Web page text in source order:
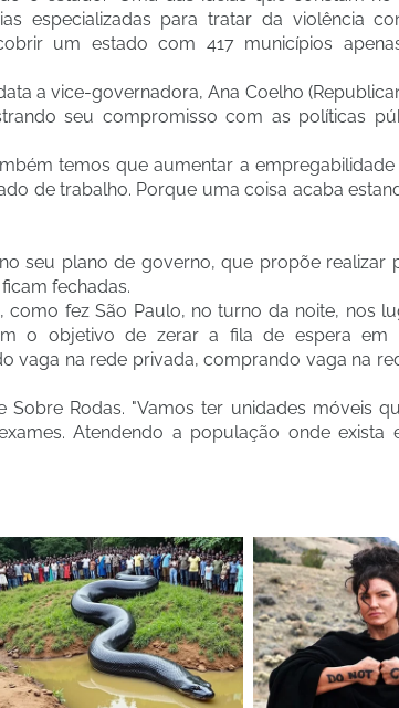
especializadas para tratar da violência
um estado com 417 municípios
a vice-governadora, Ana Coelho
seu compromisso com as políticas
temos que aumentar a empregabilidade
de trabalho. Porque uma coisa acaba
seu plano de governo, que propõe realizar
fechadas.
fez São Paulo, no turno da noite, nos
o objetivo de zerar a fila de espera em
vaga na rede privada, comprando vaga na
Rodas. "Vamos ter unidades móveis
Atendendo a população onde exista